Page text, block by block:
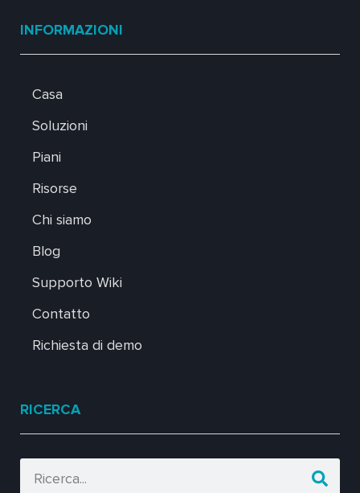
INFORMAZIONI
Casa
Soluzioni
Piani
Risorse
Chi siamo
Blog
Supporto Wiki
Contatto
Richiesta di demo
RICERCA